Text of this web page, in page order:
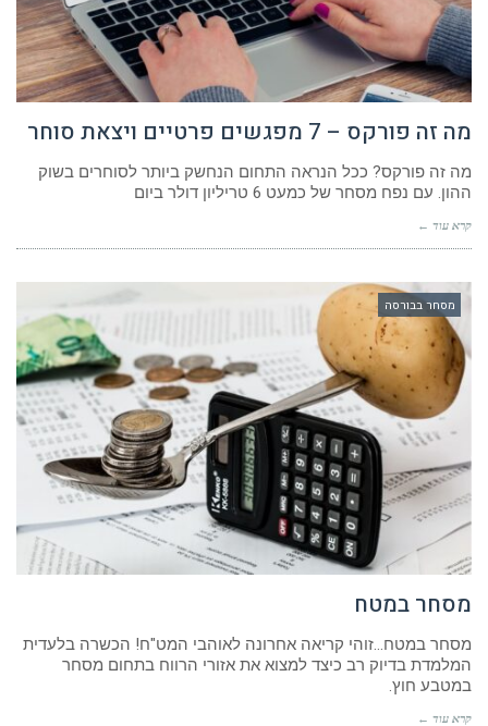
מה זה פורקס – 7 מפגשים פרטיים ויצאת סוחר
מה זה פורקס? ככל הנראה התחום הנחשק ביותר לסוחרים בשוק
ההון. עם נפח מסחר של כמעט 6 טריליון דולר ביום
קרא עוד ←
מסחר בבורסה
מסחר במטח
מסחר במטח…זוהי קריאה אחרונה לאוהבי המט"ח! הכשרה בלעדית
המלמדת בדיוק רב כיצד למצוא את אזורי הרווח בתחום מסחר
במטבע חוץ.
קרא עוד ←